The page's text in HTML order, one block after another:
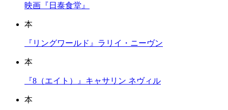
映画『日泰食堂』
本
『リングワールド』ラリイ・ニーヴン
本
『8（エイト）』キャサリン ネヴィル
本